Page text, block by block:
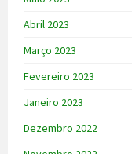
Abril 2023
Março 2023
Fevereiro 2023
Janeiro 2023
Dezembro 2022